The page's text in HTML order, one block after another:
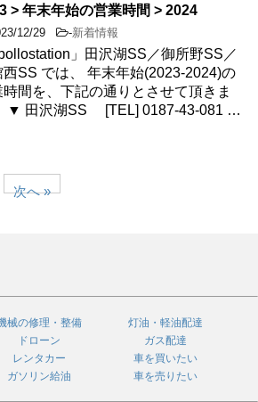
> 年末年始の営業時間 > 2024
12/29 -新着情報
」田沢湖SS／御所野SS／
西SS では、 年末年始(2023-2024)の
時間を、下記の通りとさせて頂きま
▼ 田沢湖SS [TEL] 0187-43-081 …
次へ »
械の修理・整備
ドローン
レンタカー
ガソリン給油
灯油・軽油配達
ガス配達
車を買いたい
車を売りたい